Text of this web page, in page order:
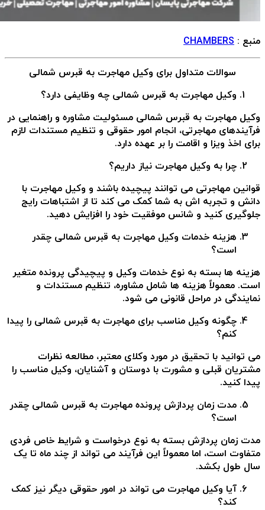
منبع : CHAMBERS
سوالات متداول برای وکیل مهاجرت به قبرس شمالی
وکیل مهاجرت به قبرس شمالی چه وظایفی دارد؟
وکیل مهاجرت به قبرس شمالی مسئولیت مشاوره و راهنمایی در
فرآیندهای مهاجرتی، انجام امور حقوقی و تنظیم مستندات لازم
برای اخذ ویزا و اقامت را بر عهده دارد.
چرا به وکیل مهاجرت نیاز داریم؟
قوانین مهاجرتی می توانند پیچیده باشند و وکیل مهاجرت با
دانش و تجربه اش به شما کمک می کند تا از اشتباهات رایج
جلوگیری کنید و شانس موفقیت خود را افزایش دهید.
هزینه خدمات وکیل مهاجرت به قبرس شمالی چقدر
است؟
هزینه ها بسته به نوع خدمات وکیل و پیچیدگی پرونده متغیر
است. معمولاً هزینه ها شامل مشاوره، تنظیم مستندات و
نمایندگی در مراحل قانونی می شود.
چگونه وکیل مناسب برای مهاجرت به قبرس شمالی را پیدا
کنم؟
می توانید با تحقیق در مورد وکلای معتبر، مطالعه نظرات
مشتریان قبلی و مشورت با دوستان و آشنایان، وکیل مناسب را
پیدا کنید.
مدت زمان پردازش پرونده مهاجرت به قبرس شمالی چقدر
است؟
مدت زمان پردازش بسته به نوع درخواست و شرایط خاص فردی
متفاوت است، اما معمولاً این فرآیند می تواند از چند ماه تا یک
سال طول بکشد.
آیا وکیل مهاجرت می تواند در امور حقوقی دیگر نیز کمک
کند؟